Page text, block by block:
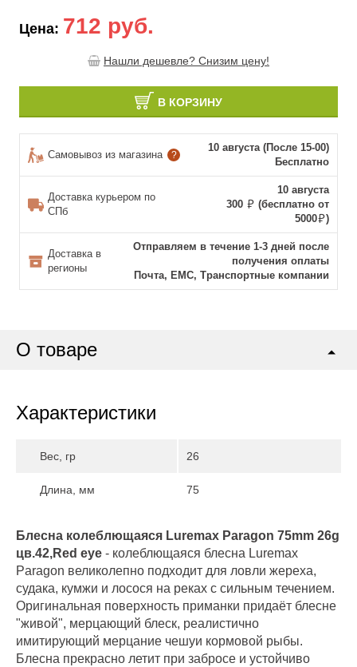
Цена: 712 руб.
Нашли дешевле? Снизим цену!
В КОРЗИНУ
Самовывоз из магазина ?
10 августа (После 15-00)
Бесплатно
Доставка курьером по
СПб
10 августа
300
(бесплатно от
5000
)
Доставка в
регионы
Отправляем в течение 1-3 дней после
получения оплаты
Почта, ЕМС, Транспортные компании
О товаре
Характеристики
Вес, гр 26
Длина, мм 75
Блесна колеблющаяся Luremax Paragon 75mm 26g
цв.42,Red eye - колеблющаяся блесна Luremax
Paragon великолепно подходит для ловли жереха,
судака, кумжи и лосося на реках с сильным течением.
Оригинальная поверхность приманки придаёт блесне
"живой", мерцающий блеск, реалистично
имитирующий мерцание чешуи кормовой рыбы.
Блесна прекрасно летит при забросе и устойчиво